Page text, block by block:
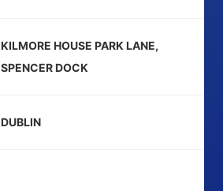
KILMORE HOUSE PARK LANE,
SPENCER DOCK
DUBLIN